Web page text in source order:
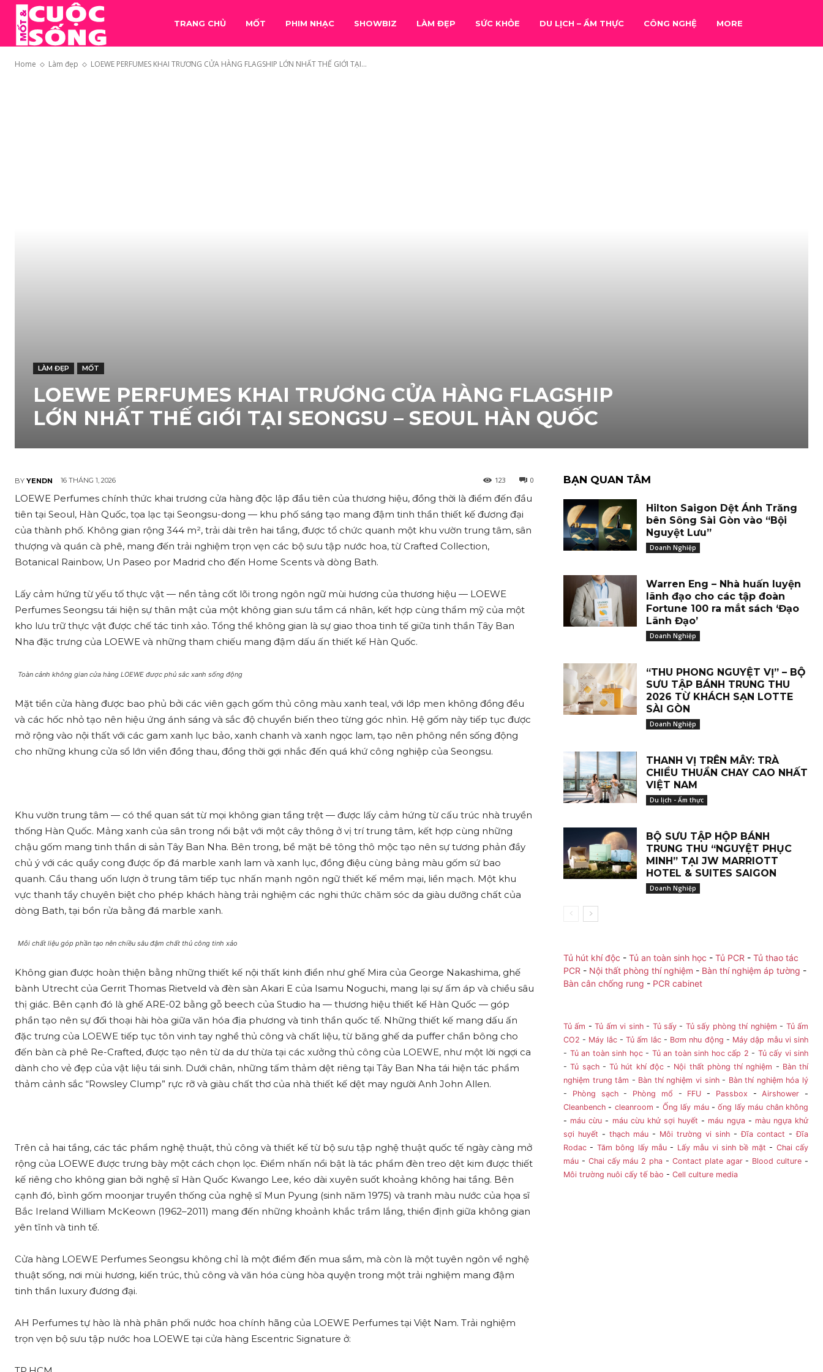
TRANG CHỦ MỐT PHIM NHẠC SHOWBIZ LÀM ĐẸP SỨC KHỎE DU LỊCH – ẨM THỰC CÔNG NGHỆ MORE
Home Làm đẹp LOEWE PERFUMES KHAI TRƯƠNG CỬA HÀNG FLAGSHIP LỚN NHẤT THẾ GIỚI TẠI...
LÀM ĐẸP MỐT
LOEWE PERFUMES KHAI TRƯƠNG CỬA HÀNG FLAGSHIP
LỚN NHẤT THẾ GIỚI TẠI SEONGSU – SEOUL HÀN QUỐC
BY YENDN 16 THÁNG 1, 2026 0
123
LOEWE Perfumes chính thức khai trương cửa hàng độc lập đầu tiên của thương hiệu, đồng thời là điểm đến đầu
tiên tại Seoul, Hàn Quốc, tọa lạc tại Seongsu-dong — khu phố sáng tạo mang đậm tinh thần thiết kế đương đại
của thành phố. Không gian rộng 344 m², trải dài trên hai tầng, được tổ chức quanh một khu vườn trung tâm, sân
thượng và quán cà phê, mang đến trải nghiệm trọn vẹn các bộ sưu tập nước hoa, từ Crafted Collection,
Botanical Rainbow, Un Paseo por Madrid cho đến Home Scents và dòng Bath.
Lấy cảm hứng từ yếu tố thực vật — nền tảng cốt lõi trong ngôn ngữ mùi hương của thương hiệu — LOEWE
Perfumes Seongsu tái hiện sự thân mật của một không gian sưu tầm cá nhân, kết hợp cùng thẩm mỹ của một
kho lưu trữ thực vật được chế tác tinh xảo. Tổng thể không gian là sự giao thoa tinh tế giữa tinh thần Tây Ban
Nha đặc trưng của LOEWE và những tham chiếu mang đậm dấu ấn thiết kế Hàn Quốc.
Toàn cảnh không gian cửa hàng LOEWE được phủ sắc xanh sống động
Mặt tiền cửa hàng được bao phủ bởi các viên gạch gốm thủ công màu xanh teal, với lớp men không đồng đều
và các hốc nhỏ tạo nên hiệu ứng ánh sáng và sắc độ chuyển biến theo từng góc nhìn. Hệ gốm này tiếp tục được
mở rộng vào nội thất với các gam xanh lục bảo, xanh chanh và xanh ngọc lam, tạo nên phông nền sống động
cho những khung cửa sổ lớn viền đồng thau, đồng thời gợi nhắc đến quá khứ công nghiệp của Seongsu.
Khu vườn trung tâm — có thể quan sát từ mọi không gian tầng trệt — được lấy cảm hứng từ cấu trúc nhà truyền
thống Hàn Quốc. Mảng xanh của sân trong nổi bật với một cây thông ở vị trí trung tâm, kết hợp cùng những
chậu gốm mang tinh thần di sản Tây Ban Nha. Bên trong, bề mặt bê tông thô mộc tạo nên sự tương phản đầy
chủ ý với các quầy cong được ốp đá marble xanh lam và xanh lục, đồng điệu cùng bảng màu gốm sứ bao
quanh. Cầu thang uốn lượn ở trung tâm tiếp tục nhấn mạnh ngôn ngữ thiết kế mềm mại, liền mạch. Một khu
vực thanh tẩy chuyên biệt cho phép khách hàng trải nghiệm các nghi thức chăm sóc da giàu dưỡng chất của
dòng Bath, tại bồn rửa bằng đá marble xanh.
Mỗi chất liệu góp phần tạo nên chiều sâu đậm chất thủ công tinh xảo
Không gian được hoàn thiện bằng những thiết kế nội thất kinh điển như ghế Mira của George Nakashima, ghế
bành Utrecht của Gerrit Thomas Rietveld và đèn sàn Akari E của Isamu Noguchi, mang lại sự ấm áp và chiều sâu
thị giác. Bên cạnh đó là ghế ARE-02 bằng gỗ beech của Studio ha — thương hiệu thiết kế Hàn Quốc — góp
phần tạo nên sự đối thoại hài hòa giữa văn hóa địa phương và tinh thần quốc tế. Những thiết kế mang dấu ấn
đặc trưng của LOEWE tiếp tục tôn vinh tay nghề thủ công và chất liệu, từ băng ghế da puffer chần bông cho
đến bàn cà phê Re-Crafted, được tạo nên từ da dư thừa tại các xưởng thủ công của LOEWE, như một lời ngợi ca
dành cho vẻ đẹp của vật liệu tái sinh. Dưới chân, những tấm thảm dệt riêng tại Tây Ban Nha tái hiện tác phẩm
thảm cảnh sắc “Rowsley Clump” rực rỡ và giàu chất thơ của nhà thiết kế dệt may người Anh John Allen.
Trên cả hai tầng, các tác phẩm nghệ thuật, thủ công và thiết kế từ bộ sưu tập nghệ thuật quốc tế ngày càng mở
rộng của LOEWE được trưng bày một cách chọn lọc. Điểm nhấn nổi bật là tác phẩm đèn treo dệt kim được thiết
kế riêng cho không gian bởi nghệ sĩ Hàn Quốc Kwango Lee, kéo dài xuyên suốt khoảng không hai tầng. Bên
cạnh đó, bình gốm moonjar truyền thống của nghệ sĩ Mun Pyung (sinh năm 1975) và tranh màu nước của họa sĩ
Bắc Ireland William McKeown (1962–2011) mang đến những khoảnh khắc trầm lắng, thiền định giữa không gian
yên tĩnh và tinh tế.
Cửa hàng LOEWE Perfumes Seongsu không chỉ là một điểm đến mua sắm, mà còn là một tuyên ngôn về nghệ
thuật sống, nơi mùi hương, kiến trúc, thủ công và văn hóa cùng hòa quyện trong một trải nghiệm mang đậm
tinh thần luxury đương đại.
AH Perfumes tự hào là nhà phân phối nước hoa chính hãng của LOEWE Perfumes tại Việt Nam. Trải nghiệm
trọn vẹn bộ sưu tập nước hoa LOEWE tại cửa hàng Escentric Signature ở:
BẠN QUAN TÂM
Hilton Saigon Dệt Ánh Trăng
bên Sông Sài Gòn vào “Bội
Nguyệt Lưu”
Doanh Nghiệp
Warren Eng – Nhà huấn luyện
lãnh đạo cho các tập đoàn
Fortune 100 ra mắt sách ‘Đạo
Lãnh Đạo’
Doanh Nghiệp
“THU PHONG NGUYỆT VỊ” – BỘ
SƯU TẬP BÁNH TRUNG THU
2026 TỪ KHÁCH SẠN LOTTE
SÀI GÒN
Doanh Nghiệp
THANH VỊ TRÊN MÂY: TRÀ
CHIỀU THUẦN CHAY CAO NHẤT
VIỆT NAM
Du lịch - Ẩm thực
BỘ SƯU TẬP HỘP BÁNH
TRUNG THU “NGUYỆT PHỤC
MINH” TẠI JW MARRIOTT
HOTEL & SUITES SAIGON
Doanh Nghiệp
Tủ hút khí độc - Tủ an toàn sinh học - Tủ PCR - Tủ thao tác
PCR - Nội thất phòng thí nghiệm - Bàn thí nghiệm áp tường -
Bàn cân chống rung - PCR cabinet
Tủ ấm -Tủ ấm vi sinh- Tủ sấy - Tủ sấy phòng thí nghiệm - Tủ ấm
CO2 - Máy lắc-Tủ ấm lắc- Bơm nhu động - Máy dập mẫu vi sinh
- Tủ an toàn sinh học- Tủ an toàn sinh hoc cấp 2 - Tủ cấy vi sinh
-Tủ sạch- Tủ hút khí độc- Nội thất phòng thí nghiệm - Bàn thí
nghiệm trung tâm - Bàn thí nghiệm vi sinh- Bàn thí nghiệm hóa lý
- Phòng sạch- Phòng mổ - FFU - Passbox -Airshower -
Cleanbench - cleanroom - Ống lấy máu-ống lấy máu chân không
- máu cừu - máu cừu khử sợi huyết - máu ngựa- màu ngựa khử
sợi huyết - thạch máu - Môi trường vi sinh -Đĩa contact -Đĩa
Rodac - Tăm bông lấy mẫu - Lấy mẫu vi sinh bề mặt - Chai cấy
máu - Chai cấy máu 2 pha - Contact plate agar- Blood culture -
Môi trường nuôi cấy tế bào - Cell culture media